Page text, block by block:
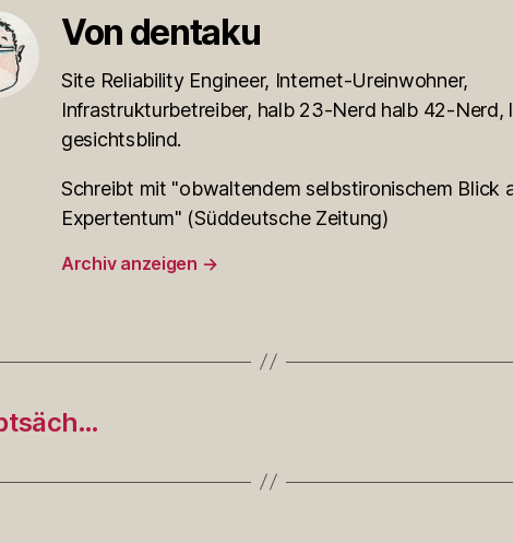
Von dentaku
Site Reliability Engineer, Internet-Ureinwohner,
Infrastrukturbetreiber, halb 23-Nerd halb 42-Nerd,
gesichtsblind.
Schreibt mit "obwaltendem selbstironischem Blick
Expertentum" (Süddeutsche Zeitung)
Archiv anzeigen →